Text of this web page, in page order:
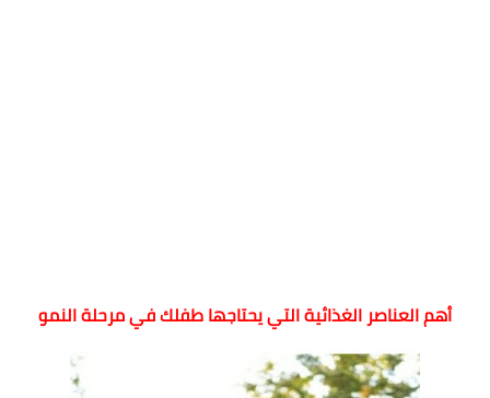
أهم العناصر الغذائية التي يحتاجها طفلك في مرحلة النمو